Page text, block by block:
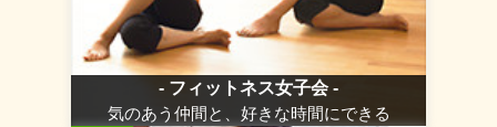
- フィットネス女子会 -
気のあう仲間と、好きな時間にできる